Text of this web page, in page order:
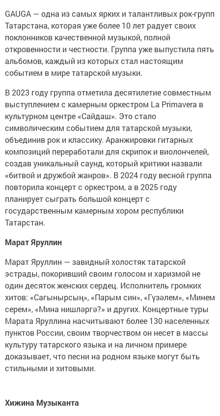
GAUGA — одна из самых ярких и талантливых рок-групп
Татарстана, которая уже более 10 лет радует своих
поклонников качественной музыкой, полной
откровенности и честности. Группа уже выпустила пять
альбомов, каждый из которых стал настоящим
событием в мире татарской музыки.
В 2023 году группа отметила десятилетие совместным
выступлением с камерным оркестром La Primavera в
культурном центре «Сайдаш». Это стало
символическим событием для татарской музыки,
объединив рок и классику. Аранжировки гитарных
композиций переработали для скрипок и виолончелей,
создав уникальный саунд, который критики назвали
«битвой и дружбой жанров». В 2024 году весной группа
повторила концерт с оркестром, а в 2025 году
планирует сыграть большой концерт с
государственным камерным хором республики
Татарстан.
Марат Яруллин
Марат Яруллин — завидный холостяк татарской
эстрады, покоривший своим голосом и харизмой не
один десяток женских сердец. Исполнитель громких
хитов: «Сагынырсың», «Парым син», «Гүзəлем», «Минем
серем», «Мина нишлəргə?» и других. Концертные туры
Марата Яруллина насчитывают более 130 населенных
пунктов России, своим творчеством он несет в массы
культуру татарского языка и на личном примере
доказывает, что песни на родном языке могут быть
стильными и хитовыми.
Хижина Музыканта